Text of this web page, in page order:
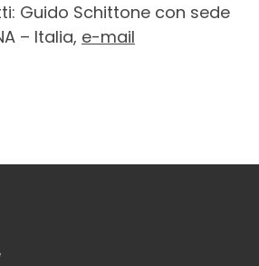
Guido Schittone con sede
– Italia, e-mail